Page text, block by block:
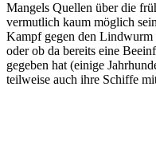
Mangels Quellen über die
vermutlich kaum möglich
Kampf gegen den Lindwurm
oder ob da bereits eine
gegeben hat (einige
teilweise auch ihre Schiffe